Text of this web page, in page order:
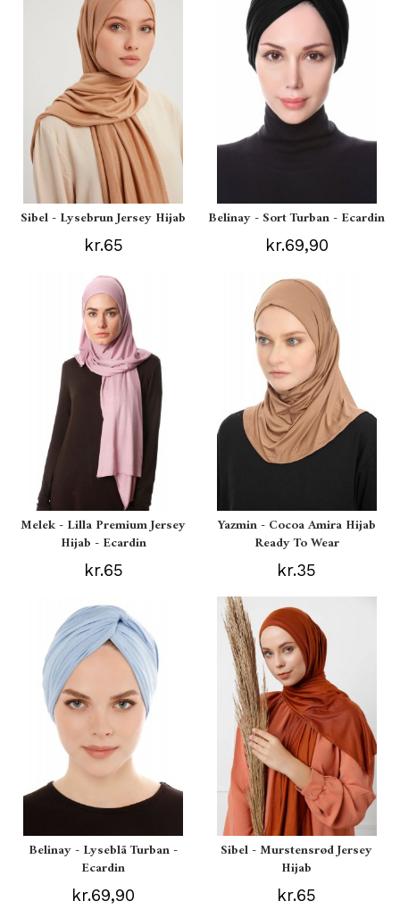
Sibel - Lysebrun Jersey Hijab
kr.65
Belinay - Sort Turban - Ecardin
kr.69,90
Melek - Lilla Premium Jersey
Hijab - Ecardin
kr.65
Yazmin - Cocoa Amira Hijab
Ready To Wear
kr.35
Belinay - Lyseblå Turban -
Ecardin
kr.69,90
Sibel - Murstensrød Jersey
Hijab
kr.65